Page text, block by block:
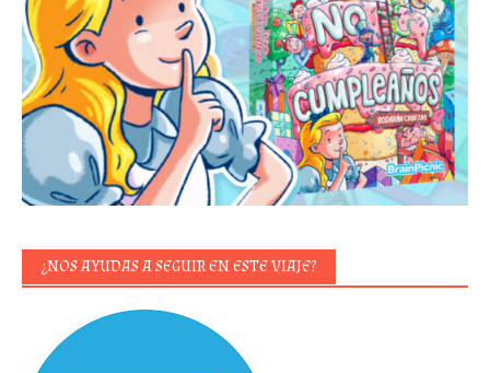
¿NOS AYUDAS A SEGUIR EN ESTE VIAJE?